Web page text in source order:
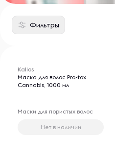
Фильтры
Kallos
Маска для волос Pro-tox
Cannabis, 1000 мл
Маски для пористых волос
Нет в наличии